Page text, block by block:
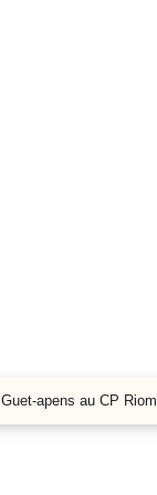
Guet-apens au CP Riom